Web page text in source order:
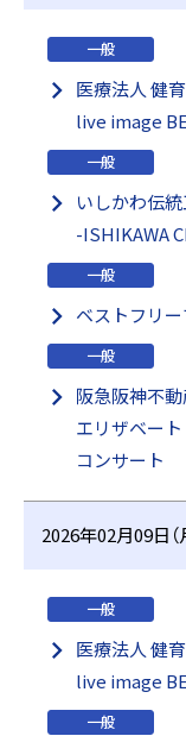
一般
医療法⼈ 健
live image
一般
いしかわ伝
-ISHIKAWA
一般
ベストフリ
一般
阪急阪神不
エリザベー
コンサート
2026年02月09日（
一般
医療法⼈ 健
live image
一般